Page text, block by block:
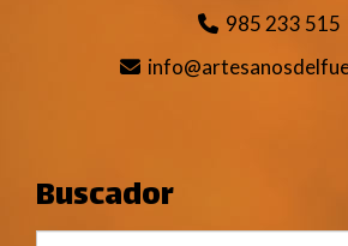
985 233 515
info
Buscador